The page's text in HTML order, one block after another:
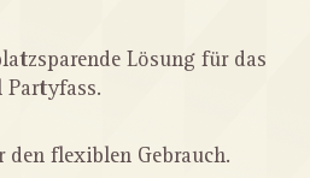
Lösung für das
Partyfass.
den flexiblen Gebrauch.